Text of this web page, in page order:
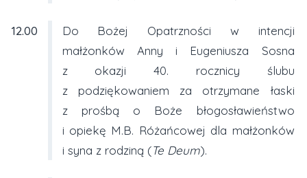
12.00
Do Bożej Opatrzności w intencji
małżonków Anny i Eugeniusza Sosna
z okazji 40. rocznicy ślubu
z podziękowaniem za otrzymane łaski
z prośbą o Boże błogosławieństwo
i opiekę M.B. Różańcowej dla małżonków
i syna z rodziną (Te Deum).